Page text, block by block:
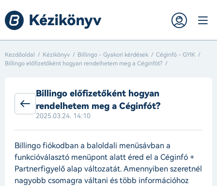
Kezdőoldal Kézikönyv Billingo - Gyakori kérdések
Céginfó - GYIK
Billingo előfizetőként hogyan rendelhetem meg a Céginfót?
Billingo előfizetőként hogyan
rendelhetem meg a Céginfót?
2025.03.24. 14:10
Billingo fiókodban a baloldali menüsávban a
funkcióválasztó menüpont alatt éred el a Céginfó +
Partnerfigyelő alap változatát. Amennyiben szeretnél
nagyobb csomagra váltani és több információhoz